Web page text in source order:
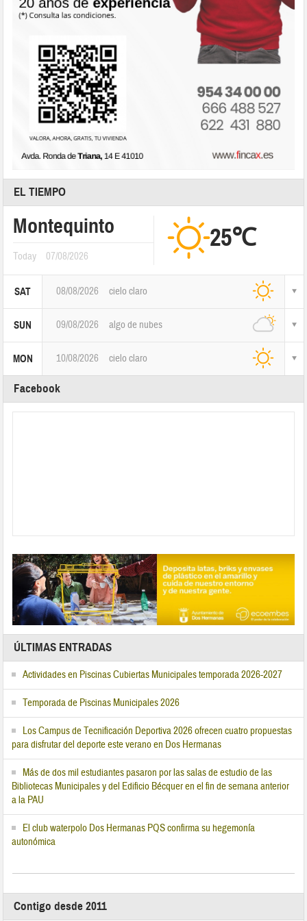
EL TIEMPO
Montequinto
Today 07/08/2026
25℃
SAT 08/08/2026 cielo claro
SUN 09/08/2026 algo de nubes
MON 10/08/2026 cielo claro
Facebook
ÚLTIMAS ENTRADAS
Actividades en Piscinas Cubiertas Municipales temporada 2026-2027
Temporada de Piscinas Municipales 2026
Los Campus de Tecnificación Deportiva 2026 ofrecen cuatro propuestas
para disfrutar del deporte este verano en Dos Hermanas
Más de dos mil estudiantes pasaron por las salas de estudio de las
Bibliotecas Municipales y del Edificio Bécquer en el fin de semana anterior
a la PAU
El club waterpolo Dos Hermanas PQS confirma su hegemonía
autonómica
Contigo desde 2011